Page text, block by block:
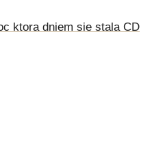
ktora dniem sie stala CD